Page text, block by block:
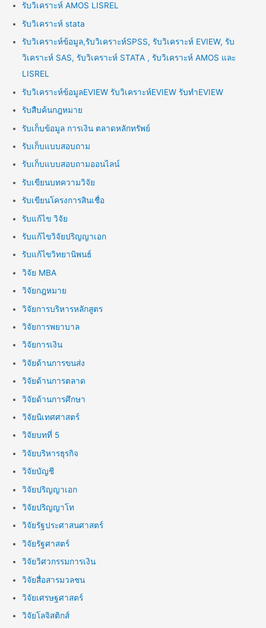
รับวิเคราะห์ AMOS LISREL
รับวิเคราะห์ stata
รับวิเคราะห์ข้อมูล,รับวิเคราะห์SPSS, รับวิเคราะห์ EVIEW, รับ
วิเคราะห์ SAS, รับวิเคราะห์ STATA , รับวิเคราะห์ AMOS และ
LISREL
รับวิเคราะห์ข้อมูลEVIEW รับวิเคราะห์EVIEW รับทำEVIEW
รับสืบค้นกฎหมาย
รับเก็บข้อมูล การเงิน ตลาดหลักทรัพย์
รับเก็บแบบสอบถาม
รับเก็บแบบสอบถามออนไลน์
รับเขียนบทความวิจัย
รับเขียนโครงการสินเชื่อ
รับแก้ไข วิจัย
รับแก้ไขวิจัยปริญญาเอก
รับแก้ไขวิทยานิพนธ์
วิจัย MBA
วิจัยกฎหมาย
วิจัยการบริหารหลักสูตร
วิจัยการพยาบาล
วิจัยการเงิน
วิจัยด้านการขนส่ง
วิจัยด้านการตลาด
วิจัยด้านการศึกษา
วิจัยนิเทศศาสตร์
วิจัยบทที่ 5
วิจัยบริหารธุรกิจ
วิจัยบัญชี
วิจัยปริญญาเอก
วิจัยปริญญาโท
วิจัยรัฐประศาสนศาสตร์
วิจัยรัฐศาสตร์
วิจัยวิศวกรรมการเงิน
วิจัยสื่อสารมวลชน
วิจัยเศรษฐศาสตร์
วิจัยโลจิสติกส์